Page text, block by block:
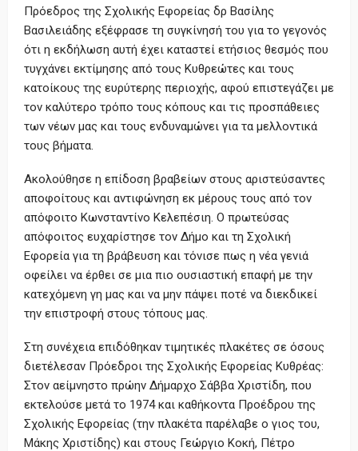
Πρόεδρος της Σχολικής Εφορείας δρ Βασίλης
Βασιλειάδης εξέφρασε τη συγκίνησή του για το γεγονός
ότι η εκδήλωση αυτή έχει καταστεί ετήσιος θεσμός που
τυγχάνει εκτίμησης από τους Κυθρεώτες και τους
κατοίκους της ευρύτερης περιοχής, αφού επιστεγάζει με
τον καλύτερο τρόπο τους κόπους και τις προσπάθειες
των νέων μας και τους ενδυναμώνει για τα μελλοντικά
τους βήματα.
Ακολούθησε η επίδοση βραβείων στους αριστεύσαντες
αποφοίτους και αντιφώνηση εκ μέρους τους από τον
απόφοιτο Κωνσταντίνο Κελεπέσιη. Ο πρωτεύσας
απόφοιτος ευχαρίστησε τον Δήμο και τη Σχολική
Εφορεία για τη βράβευση και τόνισε πως η νέα γενιά
οφείλει να έρθει σε μια πιο ουσιαστική επαφή με την
κατεχόμενη γη μας και να μην πάψει ποτέ να διεκδικεί
την επιστροφή στους τόπους μας.
Στη συνέχεια επιδόθηκαν τιμητικές πλακέτες σε όσους
διετέλεσαν Πρόεδροι της Σχολικής Εφορείας Κυθρέας:
Στον αείμνηστο πρώην Δήμαρχο Σάββα Χριστίδη, που
εκτελούσε μετά το 1974 και καθήκοντα Προέδρου της
Σχολικής Εφορείας (την πλακέτα παρέλαβε ο γιος του,
Μάκης Χριστίδης) και στους Γεώργιο Κοκή, Πέτρο